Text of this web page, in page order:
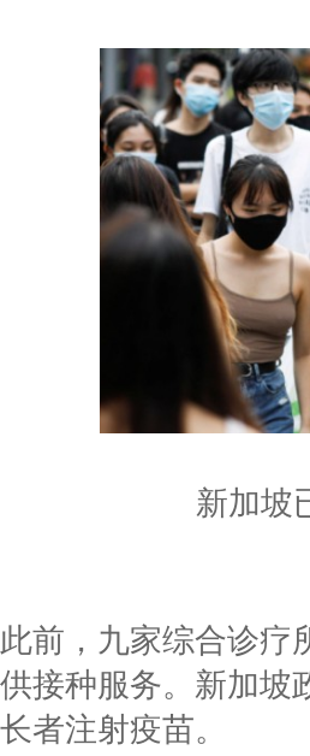
新加坡
此前，九家综合诊疗
供接种服务。新加坡
长者注射疫苗。